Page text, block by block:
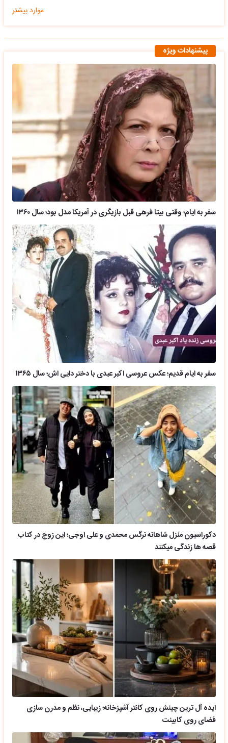
موارد بیشتر
پیشنهادات ویژه
سفر به ایام؛ وقتی بیتا فرهی قبل بازیگری در آمریکا مدل بود؛ سال ۱۳۶۰
سفر به ایام قدیم؛ عکس عروسی اکبر عبدی با دختر دایی اش؛ سال ۱۳۶۵
دکوراسیون منزل شاهانه نرگس محمدی و علی اوجی؛ این زوج در کتاب
قصه ها زندگی میکنند
ایده آل ترین چینش روی کانتر آشپزخانه؛ زیبایی، نظم و مدرن سازی
فضای روی کابینت